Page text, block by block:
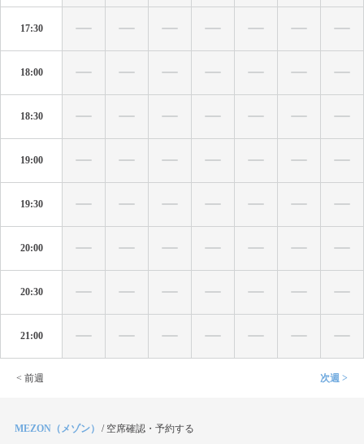
17:30
18:00
18:30
19:00
19:30
20:00
20:30
21:00
< 前週 次週 >
MEZON（メゾン） / 空席確認・予約する